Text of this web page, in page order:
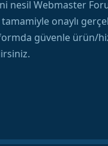
nesil Webmaster
onaylı
güvenle ürün/